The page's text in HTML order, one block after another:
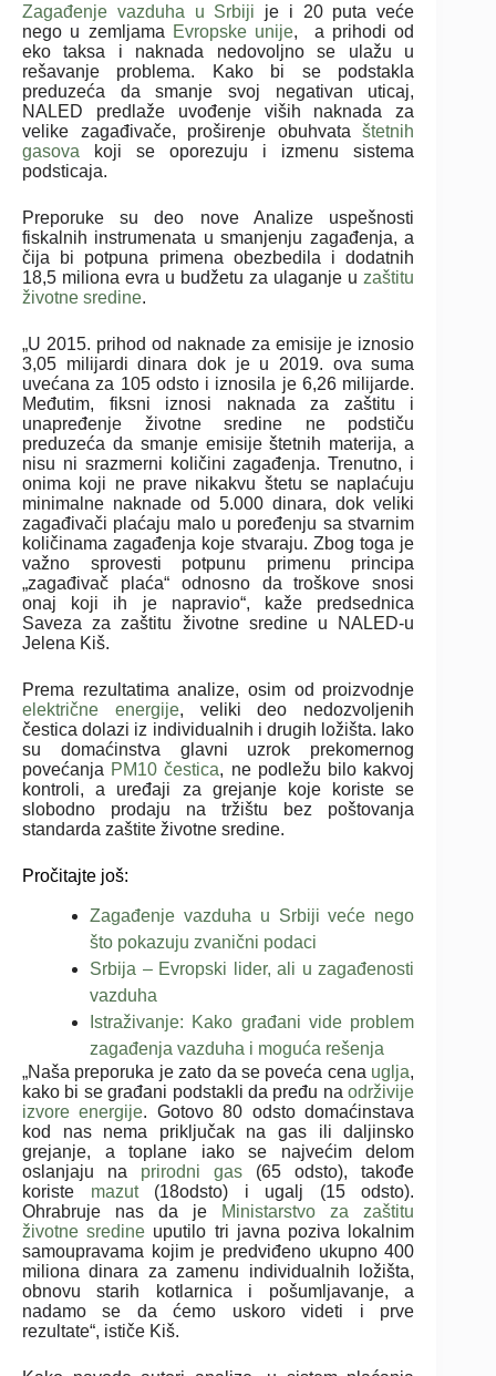
Zagađenje vazduha u Srbiji je i 20 puta veće
nego u zemljama Evropske unije, a prihodi od
eko taksa i naknada nedovoljno se ulažu u
rešavanje problema. Kako bi se podstakla
preduzeća da smanje svoj negativan uticaj,
NALED predlaže uvođenje viših naknada za
velike zagađivače, proširenje obuhvataštetnih
gasova koji se oporezuju i izmenu sistema
podsticaja.
Preporuke su deo nove Analize uspešnosti
fiskalnih instrumenata u smanjenju zagađenja, a
čija bi potpuna primena obezbedila i dodatnih
18,5 miliona evra u budžetu za ulaganje u zaštitu
životne sredine.
„U 2015. prihod od naknade za emisije je iznosio
3,05 milijardi dinara dok je u 2019. ova suma
uvećana za 105 odsto i iznosila je 6,26 milijarde.
Međutim, fiksni iznosi naknada za zaštitu i
unapređenje životne sredine ne podstiču
preduzeća da smanje emisije štetnih materija, a
nisu ni srazmerni količini zagađenja. Trenutno, i
onima koji ne prave nikakvu štetu se naplaćuju
minimalne naknade od 5.000 dinara, dok veliki
zagađivači plaćaju malo u poređenju sa stvarnim
količinama zagađenja koje stvaraju. Zbog toga je
važno sprovesti potpunu primenu principa
„zagađivač plaća“ odnosno da troškove snosi
onaj koji ih je napravio“, kaže predsednica
Saveza za zaštitu životne sredine u NALED-u
Jelena Kiš.
Prema rezultatima analize, osim od proizvodnje
električne energije, veliki deo nedozvoljenih
čestica dolazi iz individualnih i drugih ložišta. Iako
su domaćinstva glavni uzrok prekomernog
povećanja PM10 čestica, ne podležu bilo kakvoj
kontroli, a uređaji za grejanje koje koriste se
slobodno prodaju na tržištu bez poštovanja
standarda zaštite životne sredine.
Pročitajte još:
Zagađenje vazduha u Srbiji veće nego
što pokazuju zvanični podaci
Srbija – Evropski lider, ali u zagađenosti
vazduha
Istraživanje: Kako građani vide problem
zagađenja vazduha i moguća rešenja
„Naša preporuka je zato da se poveća cena uglja,
kako bi se građani podstakli da pređu naodrživije
izvore energije. Gotovo 80 odsto domaćinstava
kod nas nema priključak na gas ili daljinsko
grejanje, a toplane iako se najvećim delom
oslanjaju na prirodni gas (65 odsto), takođe
koriste mazut(18odsto) i ugalj (15 odsto).
Ohrabruje nas da je
Ministarstvo za zaštitu
životne sredine uputilo tri javna poziva lokalnim
samoupravama kojim je predviđeno ukupno 400
miliona dinara za zamenu individualnih ložišta,
obnovu starih kotlarnica i pošumljavanje, a
nadamo se da ćemo uskoro videti i prve
rezultate“, ističe Kiš.